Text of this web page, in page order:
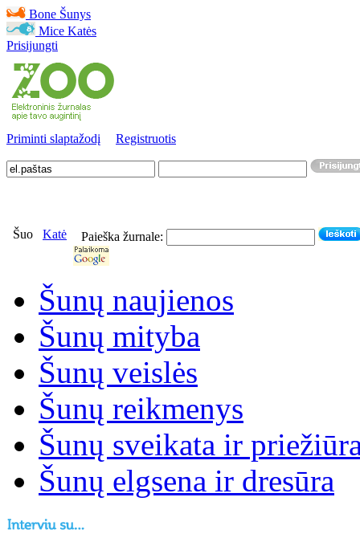
Bone Šunys
Mice Katės
Prisijungti
Priminti slaptažodį Registruotis
Šuo Katė Paieška žurnale:
Šunų naujienos
Šunų mityba
Šunų veislės
Šunų reikmenys
Šunų sveikata ir
Šunų elgsena ir dresūra